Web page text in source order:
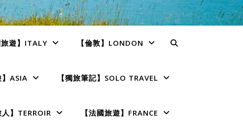
旅遊】ITALY 【倫敦】LONDON
】ASIA 【獨旅筆記】SOLO TRAVEL
人】TERROIR 【法國旅遊】FRANCE